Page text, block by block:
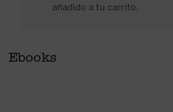
añadido a tu carrito.
Ebooks